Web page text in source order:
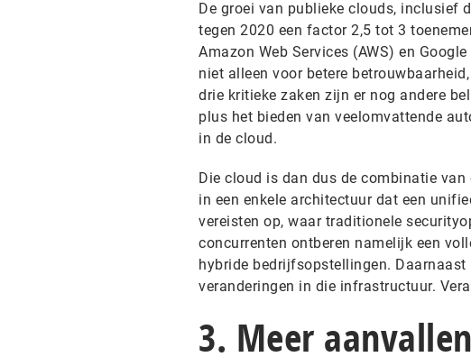
De groei van publieke clouds, inclusief
tegen 2020 een factor 2,5 tot 3
Amazon Web Services (AWS) en
niet alleen voor betere
drie kritieke zaken zijn er nog andere
plus het bieden van veelomvattende
in de cloud.
Die cloud is dan dus de combinatie
in een enkele architectuur dat een
vereisten op, waar traditionele
concurrenten ontberen namelijk een
hybride bedrijfsopstellingen.
veranderingen in die infrastructuur.
3. Meer